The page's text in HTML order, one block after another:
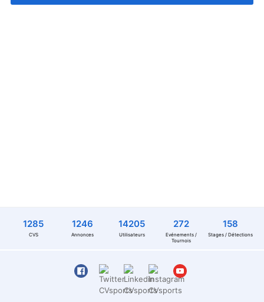
1285
CVS
1246
Annonces
14205
Utilisateurs
272
Evénements /
Tournois
158
Stages / Détections